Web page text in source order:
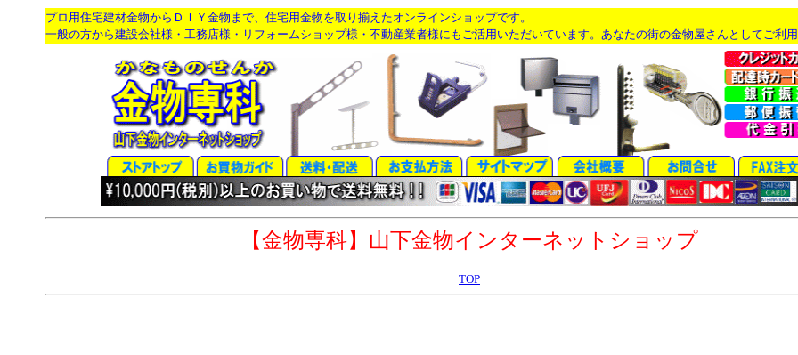
プロ用住宅建材金物からＤＩＹ金物まで、住宅用金物を取り揃えたオンラインショップです。
一般の方から建設会社様・工務店様・リフォームショップ様・不動産業者様にもご活用いただいています。あなたの街の金物屋さんとしてご利
【金物専科】山下金物インターネットショップ
TOP